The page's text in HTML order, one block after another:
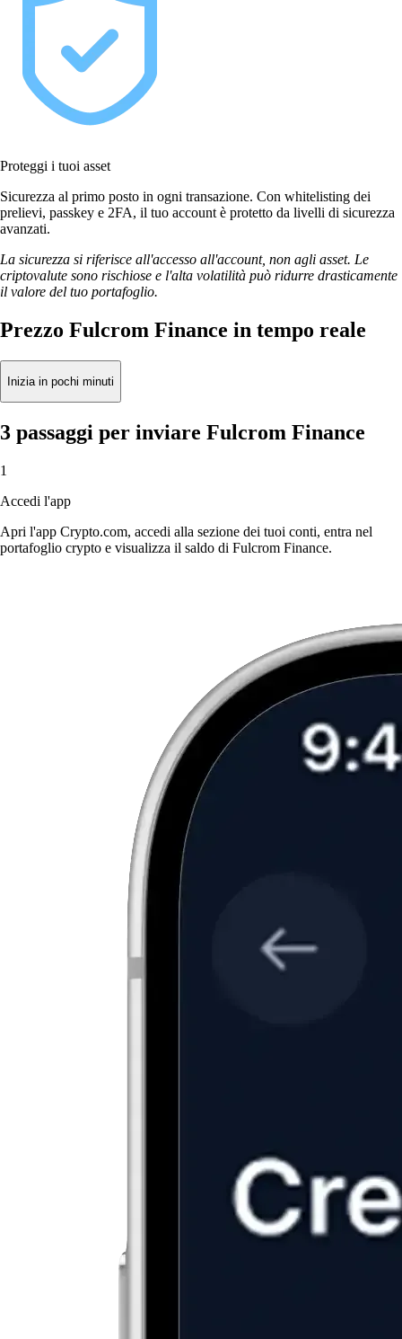
Proteggi i tuoi asset
Sicurezza al primo posto in ogni transazione. Con whitelisting dei
prelievi, passkey e 2FA, il tuo account è protetto da livelli di sicurezza
avanzati.
La sicurezza si riferisce all'accesso all'account, non agli asset. Le
criptovalute sono rischiose e l'alta volatilità può ridurre drasticamente
il valore del tuo portafoglio.
Prezzo Fulcrom Finance in tempo reale
Inizia in pochi minuti
3 passaggi per inviare Fulcrom Finance
1
Accedi l'app
Apri l'app Crypto.com, accedi alla sezione dei tuoi conti, entra nel
portafoglio crypto e visualizza il saldo di Fulcrom Finance.